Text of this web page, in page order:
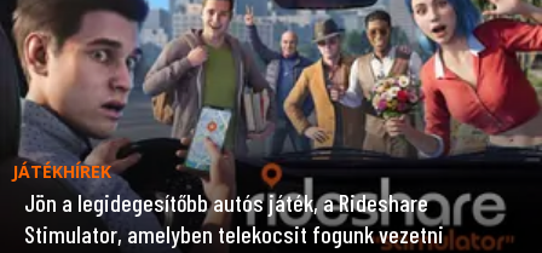
JÁTÉKHÍREK
Jön a legidegesítőbb autós játék, a Rideshare
Stimulator, amelyben telekocsit fogunk vezetni